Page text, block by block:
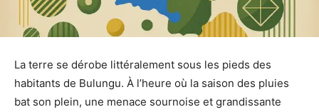
La terre se dérobe littéralement sous les pieds des
habitants de Bulungu. À l’heure où la saison des pluies
bat son plein, une menace sournoise et grandissante